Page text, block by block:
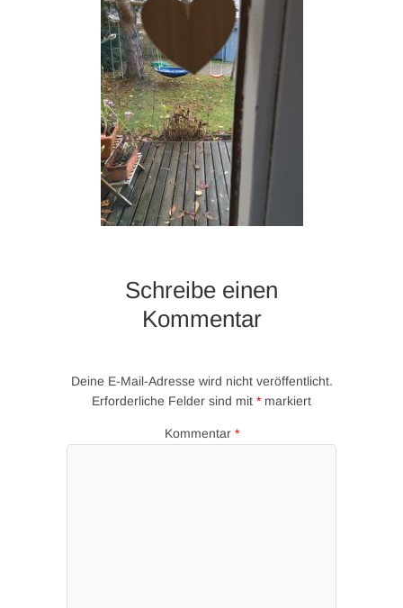
Schreibe einen
Kommentar
Deine E-Mail-Adresse wird nicht veröffentlicht.
Erforderliche Felder sind mit * markiert
Kommentar *